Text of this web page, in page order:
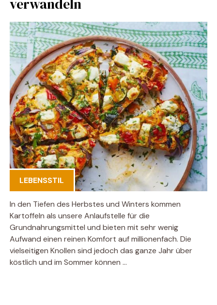
LEBENSSTIL
In den Tiefen des Herbstes und Winters kommen
Kartoffeln als unsere Anlaufstelle für die
Grundnahrungsmittel und bieten mit sehr wenig
Aufwand einen reinen Komfort auf millionenfach. Die
vielseitigen Knollen sind jedoch das ganze Jahr über
köstlich und im Sommer können …